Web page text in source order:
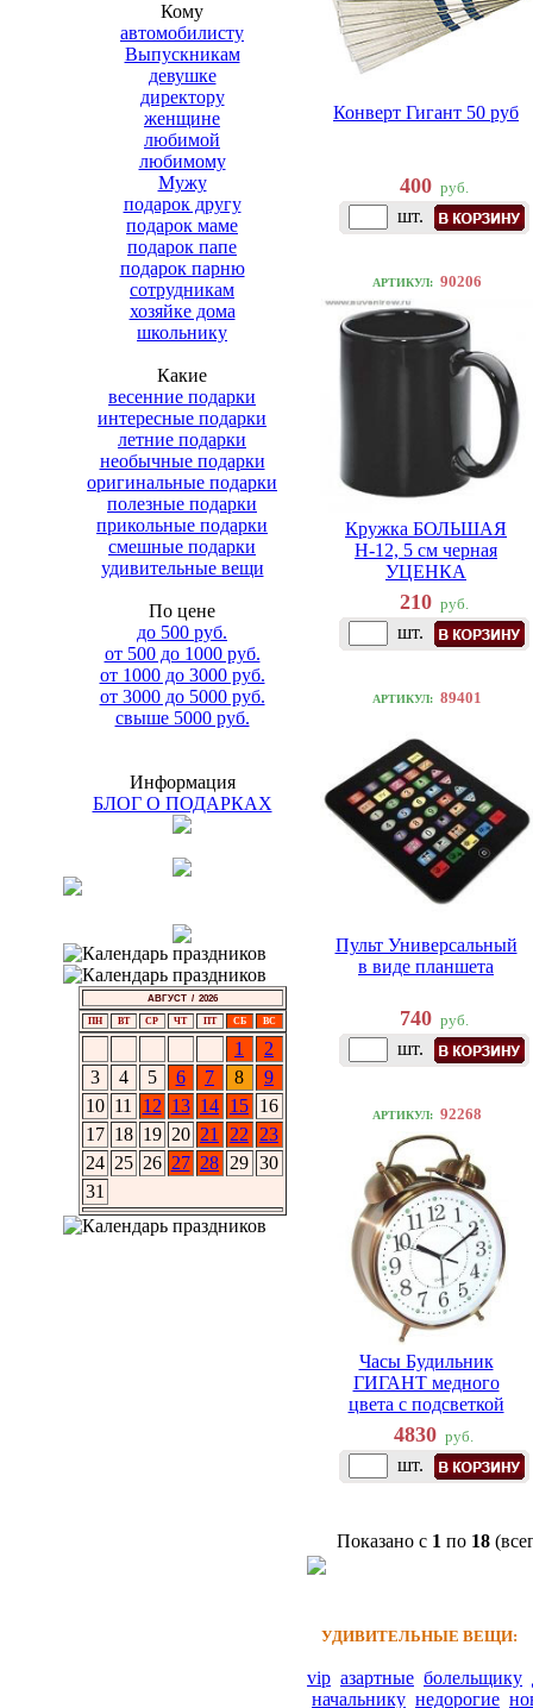
Кому
автомобилисту
Выпускникам
девушке
директору
женщине
любимой
любимому
Мужу
подарок другу
подарок маме
подарок папе
подарок парню
сотрудникам
хозяйке дома
школьнику
Какие
весенние подарки
интересные подарки
летние подарки
необычные подарки
оригинальные подарки
полезные подарки
прикольные подарки
смешные подарки
удивительные вещи
По цене
до 500 руб.
от 500 до 1000 руб.
от 1000 до 3000 руб.
от 3000 до 5000 руб.
свыше 5000 руб.
Информация
БЛОГ О ПОДАРКАХ
АВГУСТ / 2026
ПН ВТ СР ЧТ ПТ СБ ВС
1
2
3
4 5 6 7 8
9
10 11 12 13 14 15 16
17 18 19 20 21 22
23
24 25 26 27 28 29 30
31
Конверт Гигант 50 руб
400 руб.
шт.
АРТИКУЛ: 90206
Кружка БОЛЬШАЯ
Н-12, 5 см черная
УЦЕНКА
210 руб.
шт.
АРТИКУЛ: 89401
Пульт Универсальный
в виде планшета
740 руб.
шт.
АРТИКУЛ: 92268
Часы Будильник
ГИГАНТ медного
цвета с подсветкой
4830 руб.
шт.
Показано с 1 по 18
УДИВИТЕЛЬНЫЕ ВЕЩИ:
vip азартные болельщику
начальнику недорогие